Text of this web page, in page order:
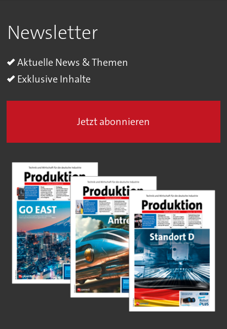
Newsletter
Aktuelle News & Themen
Exklusive Inhalte
Jetzt abonnieren